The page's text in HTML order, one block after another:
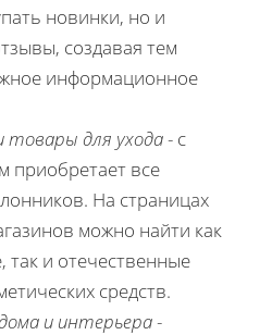
новинки, но и
создавая тем
информационное
товары для ухода- с
приобретает все
На страницах
можно найти как
так и отечественные
средств.
и интерьера-